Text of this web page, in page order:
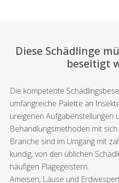
Diese Schädlinge
beseitigt
Die kompetente
umfangreiche Palette an
ureigenen Aufgabenstellungen
Behandlungsmethoden mit
Branche sind im Umgang mit
kundig, von den üblichen
häufigen Plagegeistern.
Ameisen, Läuse und